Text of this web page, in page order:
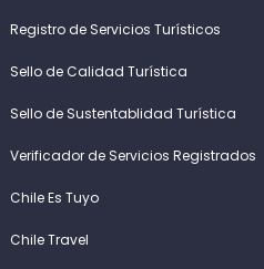
Registro de Servicios Turísticos
Sello de Calidad Turística
Sello de Sustentablidad Turística
Verificador de Servicios Registrados
Chile Es Tuyo
Chile Travel